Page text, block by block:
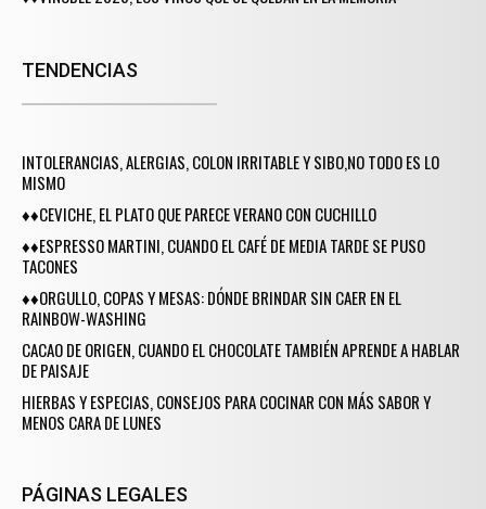
TENDENCIAS
INTOLERANCIAS, ALERGIAS, COLON IRRITABLE Y SIBO,NO TODO ES LO
MISMO
♦♦CEVICHE, EL PLATO QUE PARECE VERANO CON CUCHILLO
♦♦ESPRESSO MARTINI, CUANDO EL CAFÉ DE MEDIA TARDE SE PUSO
TACONES
♦♦ORGULLO, COPAS Y MESAS: DÓNDE BRINDAR SIN CAER EN EL
RAINBOW-WASHING
CACAO DE ORIGEN, CUANDO EL CHOCOLATE TAMBIÉN APRENDE A HABLAR
DE PAISAJE
HIERBAS Y ESPECIAS, CONSEJOS PARA COCINAR CON MÁS SABOR Y
MENOS CARA DE LUNES
PÁGINAS LEGALES